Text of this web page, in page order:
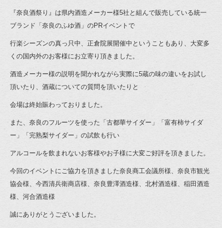
『奈良酒祭り』は県内酒造メーカー様5社と組んで販売している統一
ブランド「奈良のふゆ酒」のPRイベントで
行楽シーズンの真っ只中、正倉院展開催中ということもあり、大変多
くの国内外のお客様にお立寄り頂きました。
酒造メーカー様の説明を聞かれながら実際に5蔵の味の違いをお試し
頂いたり、酒蔵についての質問を頂いたりと
会場は終始賑わっておりました。
また、奈良のフルーツを使った「古都華サイダー」「富有柿サイダ
ー」「完熟梨サイダー」の試飲も行い
アルコールを飲まれないお客様やお子様に大変ご好評を頂きました。
今回のイベントにご協力を頂きました奈良商工会議所様、奈良市観光
協会様、今西清兵衛商店様、奈良豊澤酒造様、北村酒造様、稲田酒造
様、河合酒造様
誠にありがとうございました。